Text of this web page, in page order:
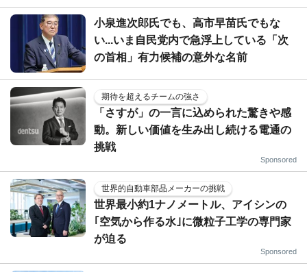
小泉進次郎氏でも、高市早苗氏でもな
い...いま自民党内で急浮上している「次
の首相」有力候補の意外な名前
期待を超えるチームの強さ
「さすが」の一言に込められた驚きや感
動。新しい価値を生み出し続ける電通の
挑戦
Sponsored
世界的自動車部品メーカーの挑戦
世界最小約1ナノメートル、アイシンの
｢空気から作る水｣に微粒子工学の専門家
が迫る
Sponsored